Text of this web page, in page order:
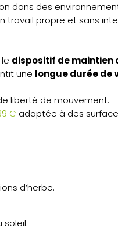
dans des
travail propre et sans
dispositif de maintien
une longue durée de
liberté de mouvement.
C adaptée à des
d’herbe.
soleil.